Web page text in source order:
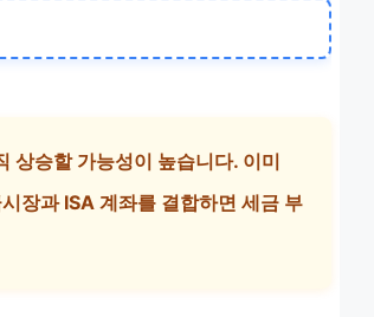
상승할 가능성이 높습니다. 이미
장과 ISA 계좌를 결합하면 세금 부